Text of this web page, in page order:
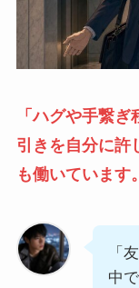
「ハグや手繋
引きを自分に許
も働いています。
「
中